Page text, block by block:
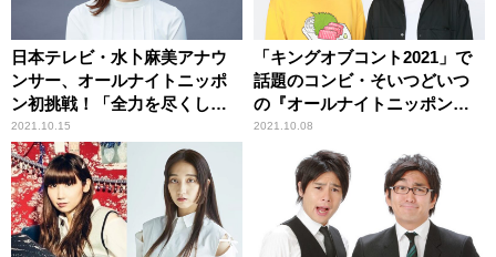
日本テレビ・水卜麻美アナウ
ンサー、オールナイトニッポ
ン初挑戦！「全力を尽くしま
す！」
2021.10.15
「キングオブコント2021」で
話題のコンビ・そいつどいつ
の『オールナイトニッポン
0(ZERO)』放送決定！
2021.10.08